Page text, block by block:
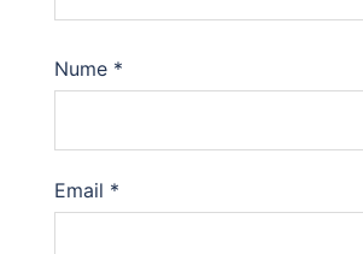
Nume *
Email *